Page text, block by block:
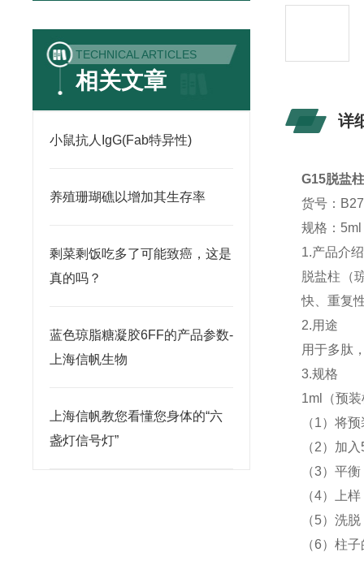
TECHNICAL ARTICLES
相关文章
小鼠抗人IgG(Fab特异性)
养殖珊瑚礁以增加其生存率
剩菜剩饭吃多了可能致癌，这是
真的吗？
蓝色琼脂糖凝胶6FF的产品参数-
上海信帆生物
上海信帆教您看懂您身体的“六
盏灯信号灯”
详
G15脱盐
货号：
规格：5ml
1.产品介绍
脱盐柱（
快、重复
2.用途
用于多肽
3.规格
1ml（预
（1）将
（2）加
（3）平
（4）上
（5）洗
（6）柱